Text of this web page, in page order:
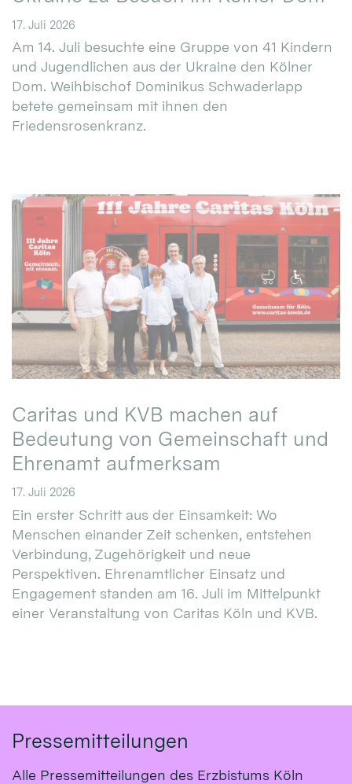
17. Juli 2026
Am 14. Juli besuchte eine Gruppe von 41 Kindern
und Jugendlichen aus der Ukraine den Kölner
Dom. Weihbischof Dominikus Schwaderlapp
betete gemeinsam mit ihnen den
Friedensrosenkranz.
Caritas und KVB machen auf
Bedeutung von Gemeinschaft und
Ehrenamt aufmerksam
17. Juli 2026
Ein erster Schritt aus der Einsamkeit: Wo
Menschen einander Zeit schenken, entstehen
Verbindung, Zugehörigkeit und neue
Perspektiven. Ehrenamtlicher Einsatz und
Engagement standen am 16. Juli im Mittelpunkt
einer Veranstaltung von Caritas Köln und KVB.
Pressemitteilungen
Alle Pressemitteilungen des Erzbistums Köln